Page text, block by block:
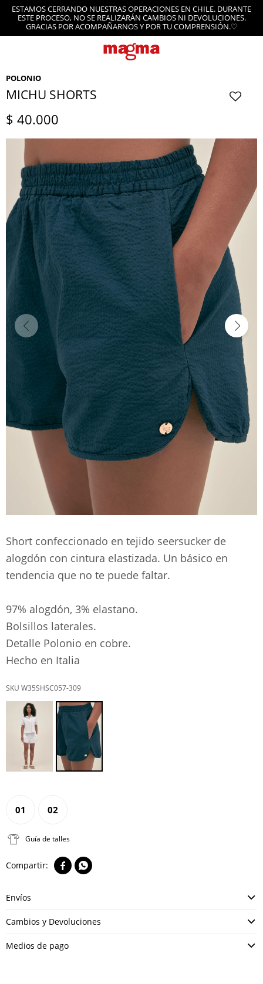
ESTAMOS CERRANDO NUESTRAS OPERACIONES EN CHILE. DURANTE
ESTE PROCESO, NO SE REALIZARÁN CAMBIOS NI DEVOLUCIONES.
GRACIAS POR ACOMPAÑARNOS Y POR TU COMPRENSIÓN.♡
POLONIO
MICHU SHORTS
$ 40.000
Short confeccionado en tejido seersucker de
alogdón con cintura elastizada. Un básico en
tendencia que no te puede faltar.
97% alogdón, 3% elastano.
Bolsillos laterales.
Detalle Polonio en cobre.
Hecho en Italia
W35SHSC057-309
01 02
Guía de talles
 
Envíos
Cambios y Devoluciones
Medios de pago